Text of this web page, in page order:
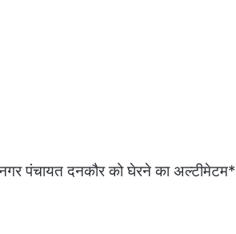
पंचायत दनकौर को घेरने का अल्टीमेटम*